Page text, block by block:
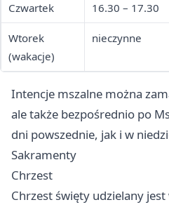
Czwartek 16.30 – 17.30
Wtorek
(wakacje)
nieczynne
Intencje mszalne można
ale także bezpośrednio po
dni powszednie, jak i w
Sakramenty
Chrzest
Chrzest święty udzielany